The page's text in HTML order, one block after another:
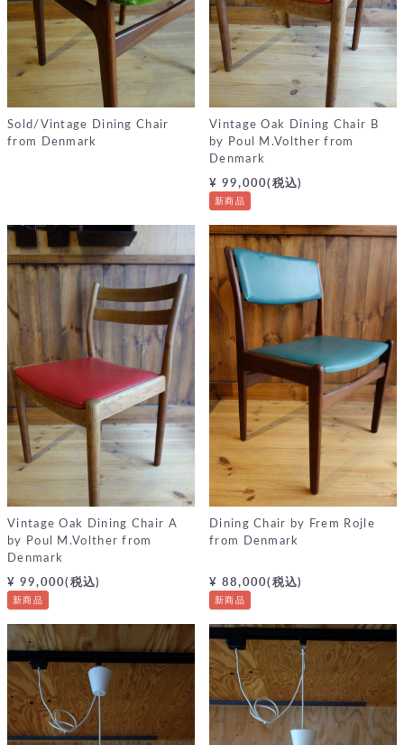
Sold/Vintage Dining Chair
from Denmark
Vintage Oak Dining Chair B
by Poul M.Volther from
Denmark
¥ 99,000(税込)
新商品
Vintage Oak Dining Chair A
by Poul M.Volther from
Denmark
¥ 99,000(税込)
新商品
Dining Chair by Frem Rojle
from Denmark
¥ 88,000(税込)
新商品